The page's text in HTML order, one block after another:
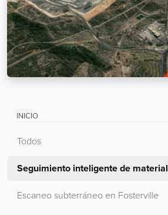
INICIO
Todos
Seguimiento inteligente de material
Escaneo subterráneo en Fosterville